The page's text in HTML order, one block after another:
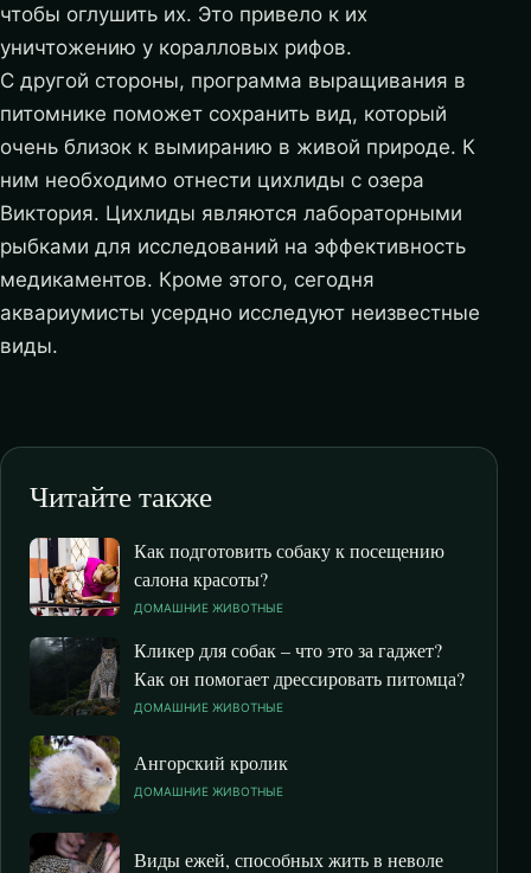
чтобы оглушить их. Это привело к их
уничтожению у коралловых рифов.
С другой стороны, программа выращивания в
питомнике поможет сохранить вид, который
очень близок к вымиранию в живой природе. К
ним необходимо отнести цихлиды с озера
Виктория. Цихлиды являются лабораторными
рыбками для исследований на эффективность
медикаментов. Кроме этого, сегодня
аквариумисты усердно исследуют неизвестные
виды.
Читайте также
Как подготовить собаку к посещению
салона красоты?
ДОМАШНИЕ ЖИВОТНЫЕ
Кликер для собак – что это за гаджет?
Как он помогает дрессировать питомца?
ДОМАШНИЕ ЖИВОТНЫЕ
Ангорский кролик
ДОМАШНИЕ ЖИВОТНЫЕ
Виды ежей, способных жить в неволе